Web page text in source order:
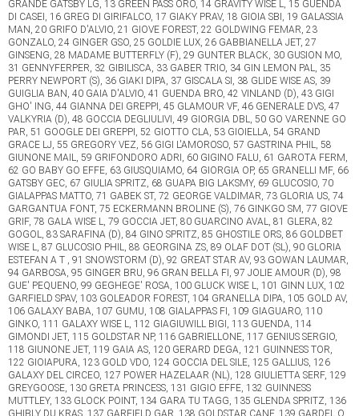
GRANDE GATSBY LG, 13 GREEN PASS ORO, 14 GRAVITY WISE L, 15 GUENDA
DI CASEI, 16 GREG DI GIRIFALCO, 17 GIAKY PRAV, 18 GIOIA SBI, 19 GALASSIA
MAN, 20 GRIFO D'ALVIO, 21 GIOVE FOREST, 22 GOLDWING FEMAR, 23
GONZALO, 24 GINGER GSO, 25 GOLDIE LUX, 26 GABBIANELLA JET, 27
GINSENG, 28 MADAME BUTTERFLY (F), 29 GUNTER BLACK, 30 GUSION MO,
31 GENNYFERPER, 32 GIBILISCA, 33 GABER TRIO, 34 GIN LEMON PAL, 35
PERRY NEWPORT (S), 36 GIAKI DIPA, 37 GISCALA SI, 38 GLIDE WISE AS, 39
GUIGLIA BAN, 40 GAIA D'ALVIO, 41 GUENDA BRO, 42 VINLAND (D), 43 GIGI
GHO' ING, 44 GIANNA DEI GREPPI, 45 GLAMOUR VF, 46 GENERALE DVS, 47
VALKYRIA (D), 48 GOCCIA DEGLIULIVI, 49 GIORGIA DBL, 50 GO VARENNE GO
PAR, 51 GOOGLE DEI GREPPI, 52 GIOTTO CLA, 53 GIOIELLA, 54 GRAND
GRACE LJ, 55 GREGORY VEZ, 56 GIGI L'AMOROSO, 57 GASTRINA PHIL, 58
GIUNONE MAIL, 59 GRIFONDORO ADRI, 60 GIGINO FALU, 61 GAROTA FERM,
62 GO BABY GO EFFE, 63 GIUSQUIAMO, 64 GIORGIA OP, 65 GRANELLI MF, 66
GATSBY GEC, 67 GIULIA SPRITZ, 68 GUAPA BIG LAKSMY, 69 GLUCOSIO, 70
GIALAPPAS MATTO, 71 GABEK ST, 72 GEORGE VALDIMAR, 73 GLORIA US, 74
GARGANTUA FONT, 75 ECKERMANN BROLINE (S), 76 GINKGO SM, 77 GIOVE
GRIF, 78 GALA WISE L, 79 GOCCIA JET, 80 GUARCINO AVAL, 81 GLERA, 82
GOGOL, 83 SARAFINA (D), 84 GINO SPRITZ, 85 GHOSTILE ORS, 86 GOLDBET
WISE L, 87 GLUCOSIO PHIL, 88 GEORGINA ZS, 89 OLAF DOT (SL), 90 GLORIA
ESTEFAN A T , 91 SNOWSTORM (D), 92 GREAT STAR AV, 93 GOWAN LAUMAR,
94 GARBOSA, 95 GINGER BRU, 96 GRAN BELLA FI, 97 JOLIE AMOUR (D), 98
GUE' PEQUENO, 99 GEGHEGE' ROSA, 100 GLUCK WISE L, 101 GINN LUX, 102
GARFIELD SPAV, 103 GOLEADOR FOREST, 104 GRANELLA DIPA, 105 GOLD AV,
106 GALAXY BABA, 107 GUMU, 108 GIALAPPAS FI, 109 GIAGUARO, 110
GINKO, 111 GALAXY WISE L, 112 GIAGIUWILL BIGI, 113 GUENDA, 114
GIMONDI JET, 115 GOLDSTAR NP, 116 GABRIELLONE, 117 GENIUS SERGIO,
118 GIUNONE JET, 119 GAIA AS, 120 GERARD DEGA, 121 GUINNESS TOR,
122 GIOIAPURA, 123 GOLD VDO, 124 GOCCIA DEL SILE, 125 GALLIUS, 126
GALAXY DEL CIRCEO, 127 POWER HAZELAAR (NL), 128 GIULIETTA SERF, 129
GREYGOOSE, 130 GRETA PRINCESS, 131 GIGIO EFFE, 132 GUINNESS
MUTTLEY, 133 GLOCK POINT, 134 GARA TU TAGG, 135 GLENDA SPRITZ, 136
GHIBLY DU KRAS, 137 GARFIELD GAR, 138 GOLDSTAR CANF, 139 GARDEL Q